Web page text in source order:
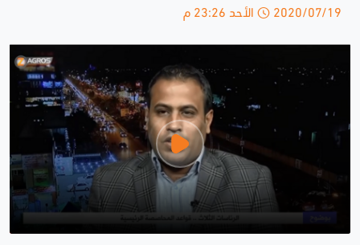
2020/07/19 الأحد 23:26 م